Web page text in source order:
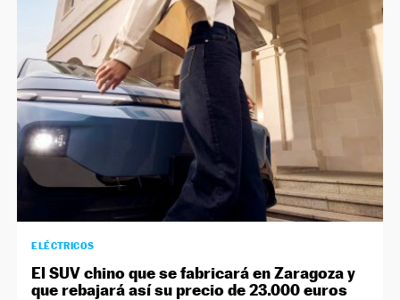
ELÉCTRICOS
El SUV chino que se fabricará en Zaragoza y
que rebajará así su precio de 23.000 euros